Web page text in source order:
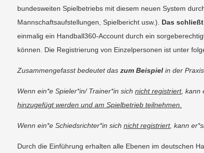
bundesweiten Spielbetriebs mit diesem neuen System
Mannschaftsaufstellungen, Spielbericht usw.). Das
einmalig ein Handball360-Account durch ein
können. Die Registrierung von Einzelpersonen ist unter
Zusammengefasst bedeutet das zum Beispiel in der
Wenn ein*e Spieler*in/ Trainer*in sich nicht registriert, kann
hinzugefügt werden und am Spielbetrieb teilnehmen.
Wenn ein*e Schiedsrichter*in sich nicht registriert, kann
Durch die Einführung erhalten alle Ebenen im deutschen